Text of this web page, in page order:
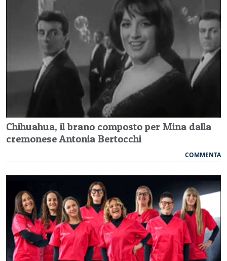
Chihuahua, il brano composto per Mina dalla
cremonese Antonia Bertocchi
COMMENTA